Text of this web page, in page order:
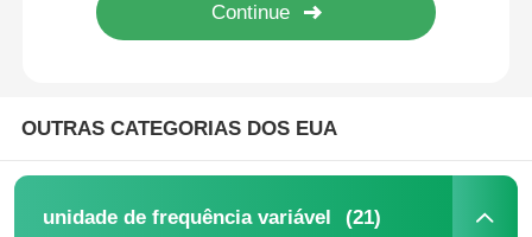
Quem Somos
OUTRAS CATEGORIAS DOS EUA
unidade de frequência variável (21)